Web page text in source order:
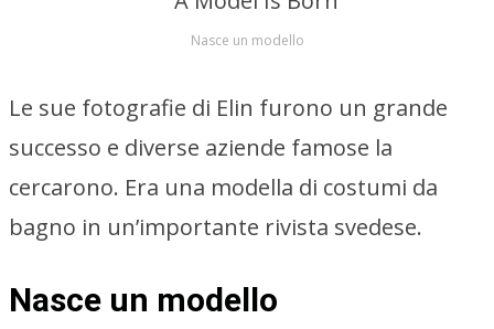
Nasce un modello
Le sue fotografie di Elin furono un grande
successo e diverse aziende famose la
cercarono. Era una modella di costumi da
bagno in un’importante rivista svedese.
Nasce un modello